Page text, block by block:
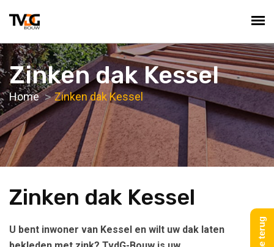
Zinken dak Kessel
Home Zinken dak Kessel
Zinken dak Kessel
U bent inwoner van Kessel en wilt uw dak laten